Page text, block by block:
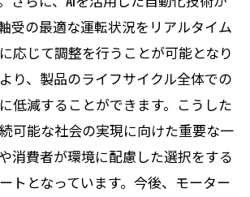
受の最適な運転状況をリアルタイム
応じて調整を行うことが可能となり
り、製品のライフサイクル全体での
低減することができます。こうした
可能な社会の実現に向けた重要な一
消費者が環境に配慮した選択をする
トとなっています。今後、モーター